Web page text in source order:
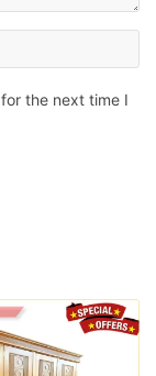
the next time I